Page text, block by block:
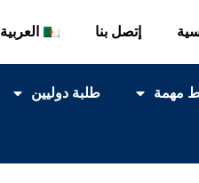
إتصل بنا العربية
مهمة طلبة دوليين